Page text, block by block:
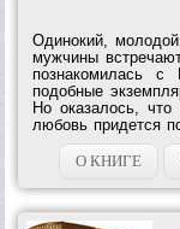
Одинокий,
мужчины
познакомилась
подобные
Но оказалось,
любовь придется
что на ее
очень ей...О КНИГЕ